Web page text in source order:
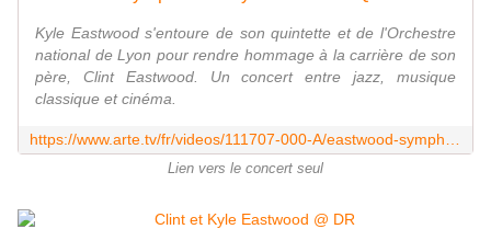
Kyle Eastwood s'entoure de son quintette et de l'Orchestre
national de Lyon pour rendre hommage à la carrière de son
père, Clint Eastwood. Un concert entre jazz, musique
classique et cinéma.
Lien vers le concert seul